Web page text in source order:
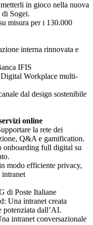
in gioco nella nuova
di Sogei.
misura per i 130.000
interna rinnovata e
IFIS
Workplace multi-
dal design sostenibile
online
la rete dei
Q&A e gamification.
onboarding full digital su
modo efficiente privacy,
intranet
di Poste Italiane
Una intranet creata
potenziata dall’AI.
intranet conversazionale